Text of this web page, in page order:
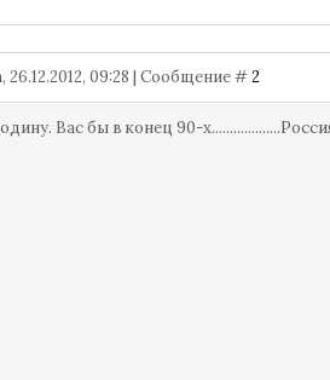
26.12.2012, 09:28 | Сообщение #2
Вас бы в конец 90-